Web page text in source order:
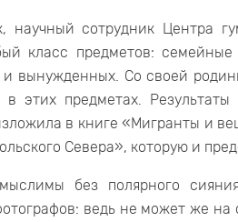
научный сотрудник Центра
класс предметов:
и вынужденных. Со своей
этих предметах.
в книге «Мигранты и
Севера», которую и
без полярного
ведь не может же